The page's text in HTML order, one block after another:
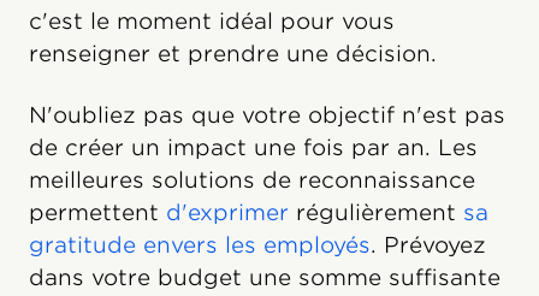
c'est le moment idéal pour vous
renseigner et prendre une décision.
N'oubliez pas que votre objectif n'est pas
de créer un impact une fois par an. Les
meilleures solutions de reconnaissance
permettent d'exprimer régulièrement sa
gratitude envers les employés. Prévoyez
dans votre budget une somme suffisante